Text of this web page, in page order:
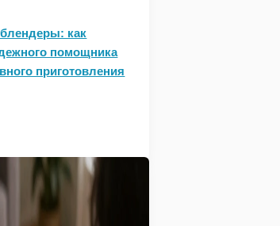
как
помощника
приготовления